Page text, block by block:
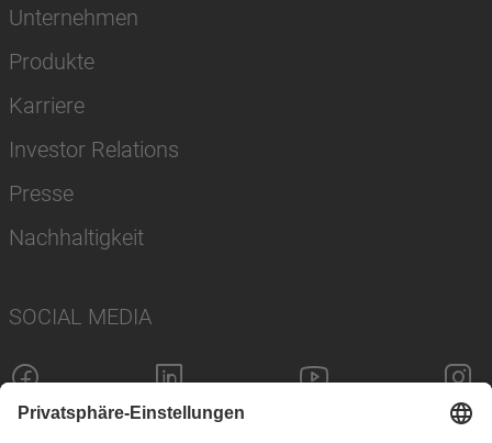
Unternehmen
Produkte
Karriere
Investor Relations
Presse
Nachhaltigkeit
SOCIAL MEDIA